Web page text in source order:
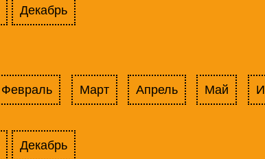
Декабрь
Февраль Март Апрель Май
Декабрь